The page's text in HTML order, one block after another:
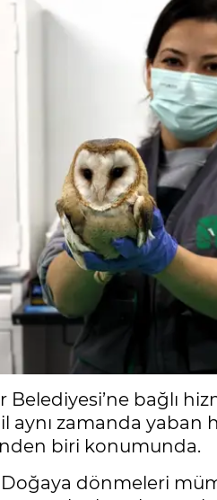
Belediyesi’ne bağlı
aynı zamanda yaban
biri konumunda.
Doğaya dönmeleri